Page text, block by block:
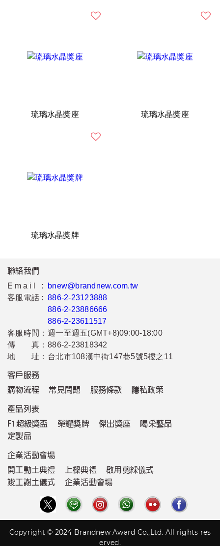
琉璃水晶獎座 琉璃水晶獎座
琉璃水晶獎牌
聯絡我們
Email :
bnew@brandnew.com.tw
客服電話 : 886-2-23123888
886-2-23886666
886-2-23611517
客服時間： 週一至週五(GMT+8)09:00-18:00
傳 真： 886-2-23818342
地 址： 台北市108漢中街147巷5號5樓之11
客戶服務
購物流程
常見問題 服務條款 隱私政策
產品列表
F1超級獎盃
榮耀獎牌 傑出獎座
喝采藝品
定製品
企業活動會場
開工動土典禮
上樑典禮
啟用剪綵儀式
竣工謝土儀式
企業活動會場
Copyright © 2024 Brandnew Award Co.,Ltd. All rights res
erved.